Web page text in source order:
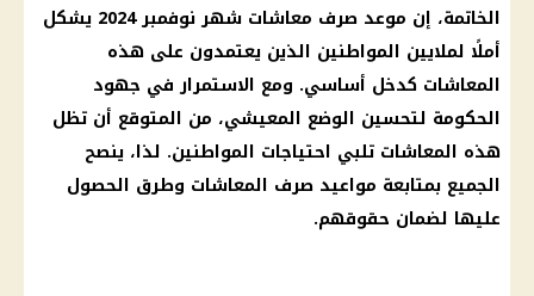
الخاتمة، إن موعد صرف معاشات شهر نوفمبر 2024 يشكل
أملًا لملايين المواطنين الذين يعتمدون على هذه
المعاشات كدخل أساسي. ومع الاستمرار في جهود
الحكومة لتحسين الوضع المعيشي، من المتوقع أن تظل
هذه المعاشات تلبي احتياجات المواطنين. لذا، ينصح
الجميع بمتابعة مواعيد صرف المعاشات وطرق الحصول
عليها لضمان حقوقهم.